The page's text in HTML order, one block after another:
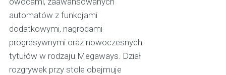
automatów z funkcjami
dodatkowymi, nagrodami
progresywnymi oraz nowoczesnych
tytułów w rodzaju Megaways. Dział
rozgrywek przy stole obejmuje